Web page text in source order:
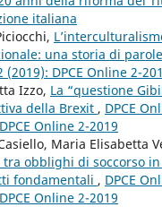
italiana
una storia di parole
(2019): DPCE Online 2-
Izzo, La “questione
della Brexit , DPCE
Online 2-2019
Maria Elisabetta
tra obblighi di soccorso
fondamentali , DPCE
Online 2-2019